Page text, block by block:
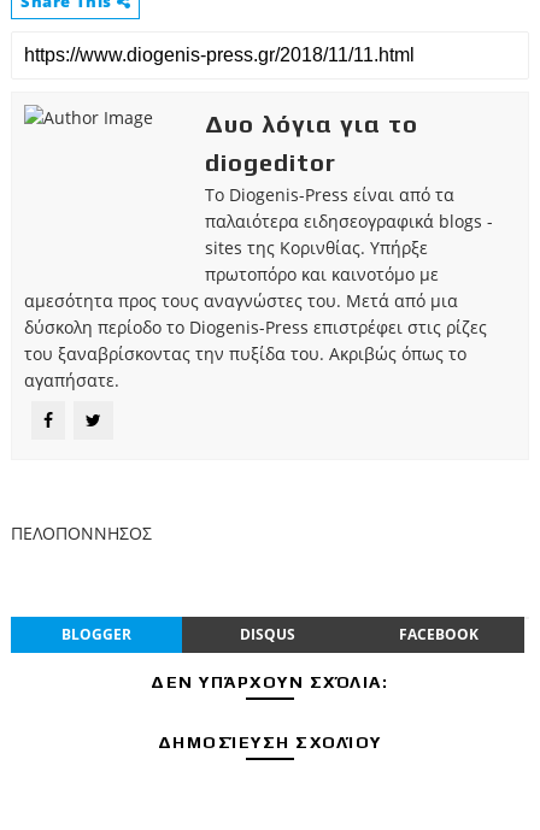
Δυο λόγια για το
diogeditor
Το Diogenis-Press είναι από τα
παλαιότερα ειδησεογραφικά blogs -
sites της Κορινθίας. Υπήρξε
πρωτοπόρο και καινοτόμο με
αμεσότητα προς τους αναγνώστες του. Μετά από μια
δύσκολη περίοδο το Diogenis-Press επιστρέφει στις ρίζες
του ξαναβρίσκοντας την πυξίδα του. Ακριβώς όπως το
αγαπήσατε.
ΠΕΛΟΠΟΝΝΗΣΟΣ
BLOGGER DISQUS FACEBOOK
ΔΕΝ ΥΠΆΡΧΟΥΝ ΣΧΌΛΙΑ:
ΔΗΜΟΣΊΕΥΣΗ ΣΧΟΛΊΟΥ